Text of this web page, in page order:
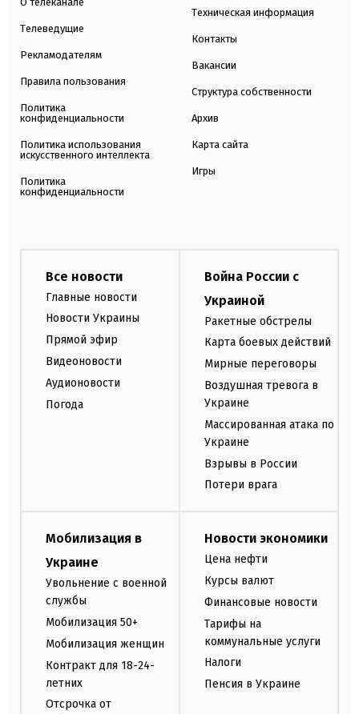
Телеведущие
Рекламодателям
Правила пользования
Политика
конфиденциальности
Политика использования
искусственного интеллекта
Политика
конфиденциальности
Техническая информация
Контакты
Вакансии
Структура собственности
Архив
Карта сайта
Игры
Все новости
Главные новости
Новости Украины
Прямой эфир
Видеоновости
Аудионовости
Погода
Война России с
Украиной
Ракетные обстрелы
Карта боевых действий
Мирные переговоры
Воздушная тревога в
Украине
Массированная атака по
Украине
Взрывы в России
Потери врага
Мобилизация в
Украине
Увольнение с военной
службы
Мобилизация 50+
Мобилизация женщин
Контракт для 18-24-
летних
Отсрочка от
Новости экономики
Цена нефти
Курсы валют
Финансовые новости
Тарифы на
коммунальные услуги
Налоги
Пенсия в Украине